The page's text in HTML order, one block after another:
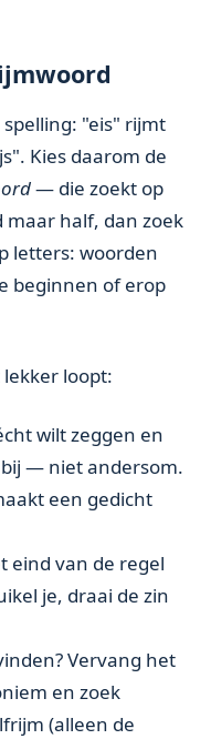
"eis" rijmt
Kies daarom de
— die zoekt op
maar half, dan zoek
letters: woorden
beginnen of erop
loopt:
wilt zeggen en
— niet andersom.
een gedicht
eind van de regel
je, draai de zin
Vervang het
en zoek
(alleen de